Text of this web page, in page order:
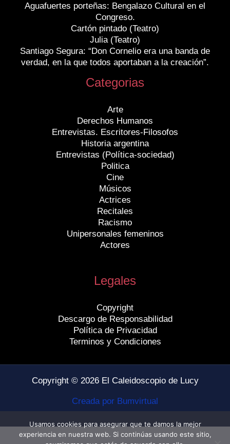
Aguafuertes porteñas: Bengalazo Cultural en el
Congreso.
Cartón pintado (Teatro)
Julia (Teatro)
Santiago Segura: “Don Cornelio era una banda de
verdad, en la que todos aportaban a la creación”.
Categorias
Arte
Derechos Humanos
Entrevistas. Escritores-Filosofos
Historia argentina
Entrevistas (Política-sociedad)
Politica
Cine
Músicos
Actrices
Recitales
Racismo
Unipersonales femeninos
Actores
Legales
Copyright
Descargo de Responsabilidad
Política de Privacidad
Terminos y Condiciones
Copyright © 2026 El Caleidoscopio de Lucy
Creada por Bumvirtual
Usamos cookies para asegurar que te damos la mejor
experiencia en nuestra web. Si continúas usando este sitio,